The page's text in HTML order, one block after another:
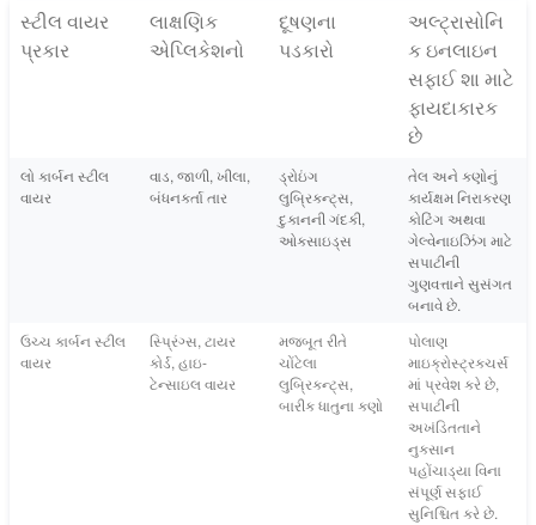
સ્ટીલ વાયર
પ્રકાર
લાક્ષણિક
એપ્લિકેશનો
દૂષણના
પડકારો
અલ્ટ્રાસોનિ
ક ઇનલાઇન
સફાઈ શા માટે
ફાયદાકારક
છે
લો કાર્બન સ્ટીલ
વાયર
વાડ, જાળી, ખીલા,
બંધનકર્તા તાર
ડ્રોઇંગ
લુબ્રિકન્ટ્સ,
દુકાનની ગંદકી,
ઓક્સાઇડ્સ
તેલ અને કણોનું
કાર્યક્ષમ નિરાકરણ
કોટિંગ અથવા
ગેલ્વેનાઇઝિંગ માટે
સપાટીની
ગુણવત્તાને સુસંગત
બનાવે છે.
ઉચ્ચ કાર્બન સ્ટીલ
વાયર
સ્પ્રિંગ્સ, ટાયર
કોર્ડ, હાઇ-
ટેન્સાઇલ વાયર
મજબૂત રીતે
ચોંટેલા
લુબ્રિકન્ટ્સ,
બારીક ધાતુના કણો
પોલાણ
માઇક્રોસ્ટ્રક્ચર્સ
માં પ્રવેશ કરે છે,
સપાટીની
અખંડિતતાને
નુકસાન
પહોંચાડ્યા વિના
સંપૂર્ણ સફાઈ
સુનિશ્ચિત કરે છે.